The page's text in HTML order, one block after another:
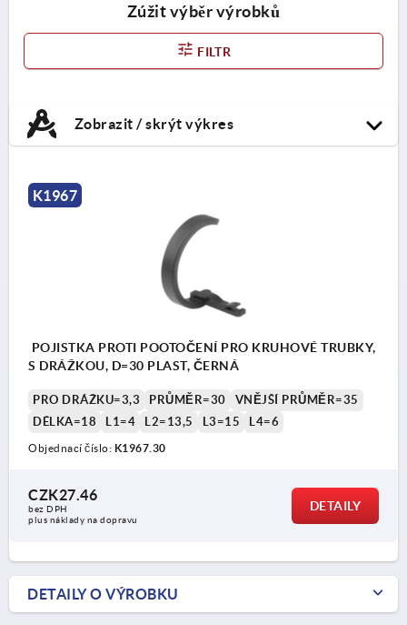
Zúžit výběr výrobků
FILTR
Zobrazit / skrýt výkres
K1967
POJISTKA PROTI POOTOČENÍ PRO KRUHOVÉ TRUBKY,
S DRÁŽKOU, D=30 PLAST, ČERNÁ
PRO DRÁŽKU=3,3 PRŮMĚR=30
VNĚJŠÍ PRŮMĚR=35
DÉLKA=18
L1=4 L2=13,5 L3=15 L4=6
Objednací číslo: K1967.30
CZK27.46
bez DPH
plus náklady na dopravu
DETAILY
DETAILY O VÝROBKU